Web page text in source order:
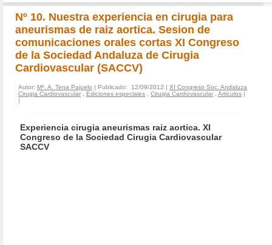
Nº 10. Nuestra experiencia en cirugia para
aneurismas de raiz aortica. Sesion de
comunicaciones orales cortas XI Congreso
de la Sociedad Andaluza de Cirugia
Cardiovascular (SACCV)
Autor: Mª. A. Tena Pajuelo | Publicado: 12/09/2012 | XI Congreso Soc. Andaluza
Cirugia Cardiovascular
Ediciones especiales Cirugia Cardiovascular Articulos |
|
Experiencia cirugia aneurismas raiz aortica. XI
Congreso de la Sociedad Cirugia Cardiovascular
SACCV